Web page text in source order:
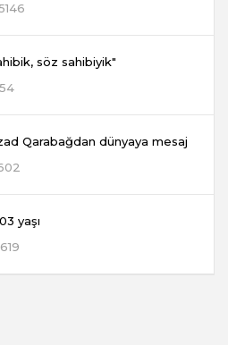
söz sahibiyik"
Qarabağdan dünyaya mesaj
yaşı